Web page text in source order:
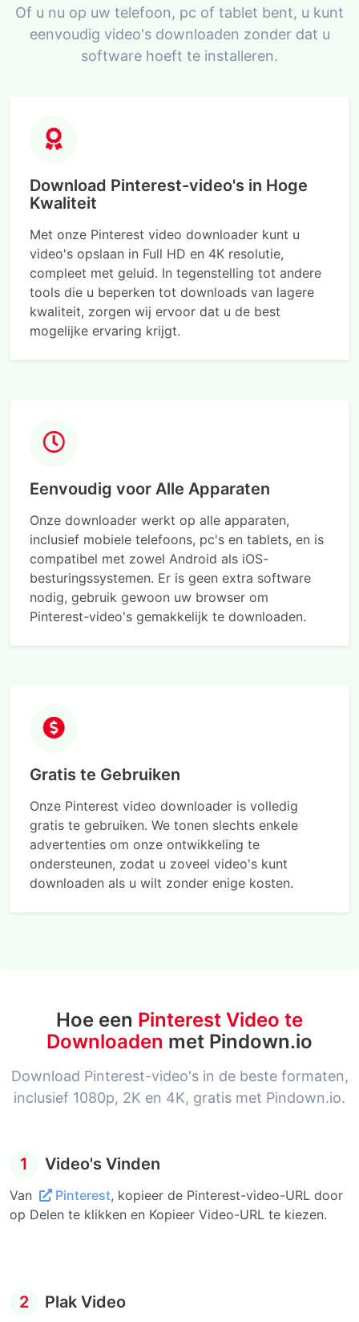
Of u nu op uw telefoon, pc of tablet bent, u kunt
eenvoudig video's downloaden zonder dat u
software hoeft te installeren.
Download Pinterest-video's in Hoge
Kwaliteit
Met onze Pinterest video downloader kunt u
video's opslaan in Full HD en 4K resolutie,
compleet met geluid. In tegenstelling tot andere
tools die u beperken tot downloads van lagere
kwaliteit, zorgen wij ervoor dat u de best
mogelijke ervaring krijgt.
Eenvoudig voor Alle Apparaten
Onze downloader werkt op alle apparaten,
inclusief mobiele telefoons, pc's en tablets, en is
compatibel met zowel Android als iOS-
besturingssystemen. Er is geen extra software
nodig, gebruik gewoon uw browser om
Pinterest-video's gemakkelijk te downloaden.
Gratis te Gebruiken
Onze Pinterest video downloader is volledig
gratis te gebruiken. We tonen slechts enkele
advertenties om onze ontwikkeling te
ondersteunen, zodat u zoveel video's kunt
downloaden als u wilt zonder enige kosten.
Hoe een Pinterest Video te
Downloaden met Pindown.io
Download Pinterest-video's in de beste formaten,
inclusief 1080p, 2K en 4K, gratis met Pindown.io.
1 Video's Vinden
Van Pinterest, kopieer de Pinterest-video-URL door
op Delen te klikken en Kopieer Video-URL te kiezen.
2 Plak Video